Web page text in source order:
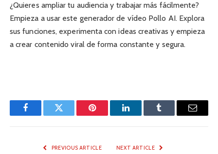
¿Quieres ampliar tu audiencia y trabajar más fácilmente?
Empieza a usar este generador de vídeo Pollo AI. Explora
sus funciones, experimenta con ideas creativas y empieza
a crear contenido viral de forma constante y segura.
FacebookTwitter Pinterest LinkedInTumblr Email
PREVIOUS ARTICLE NEXT ARTICLE